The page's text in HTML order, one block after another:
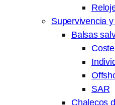
Supervivencia
Balsas
SAR
Chalecos